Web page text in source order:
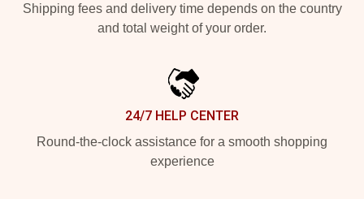
Shipping fees and delivery time depends on the country
and total weight of your order.
24/7 HELP CENTER
Round-the-clock assistance for a smooth shopping
experience